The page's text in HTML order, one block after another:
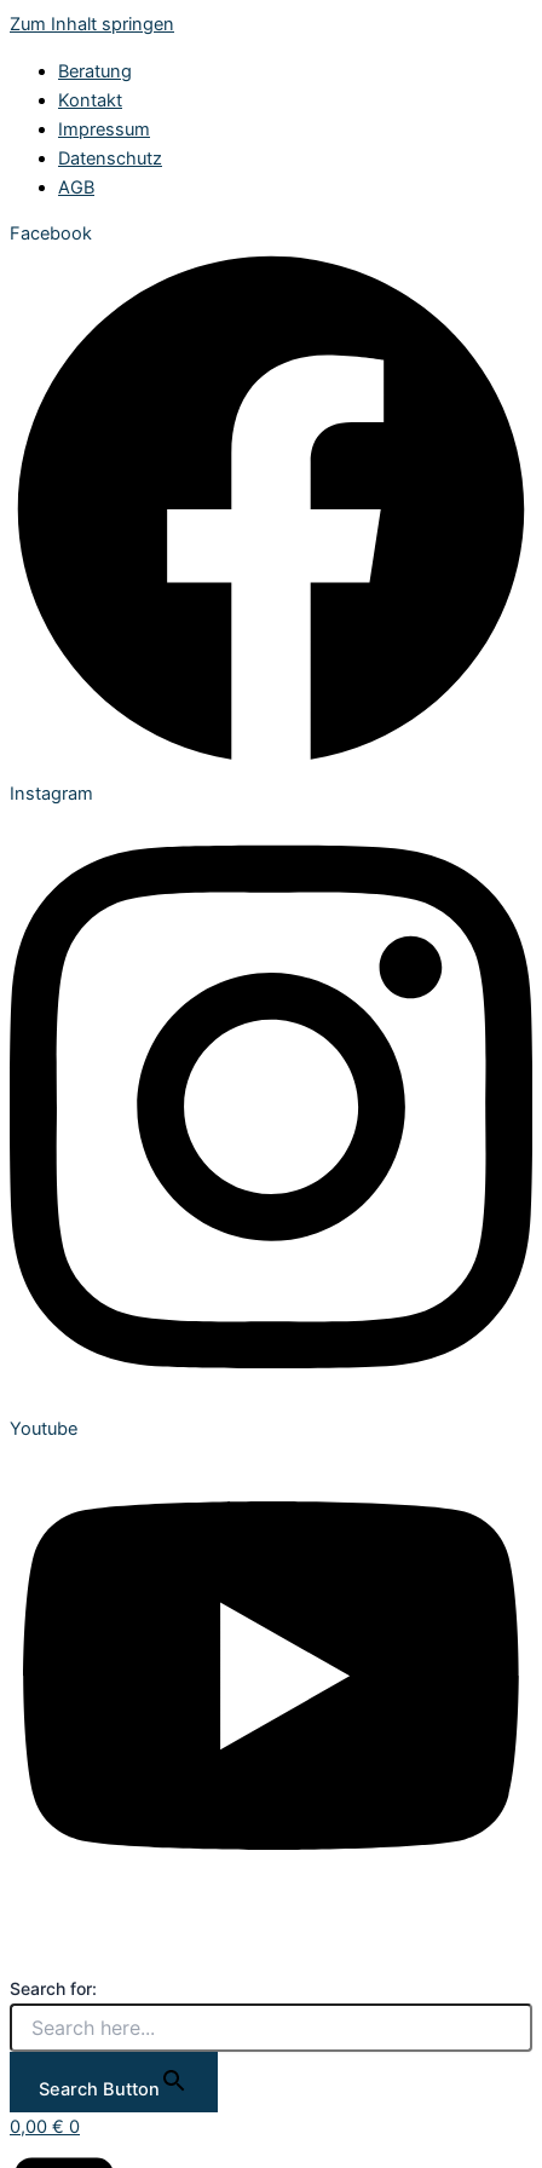
Zum Inhalt springen
Beratung
Kontakt
Impressum
Datenschutz
AGB
Facebook
Instagram
Youtube
Search for:
Search Button
0,00 € 0